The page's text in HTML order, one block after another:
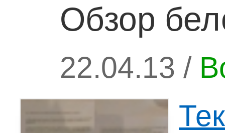
Обзор
22.04.13 /